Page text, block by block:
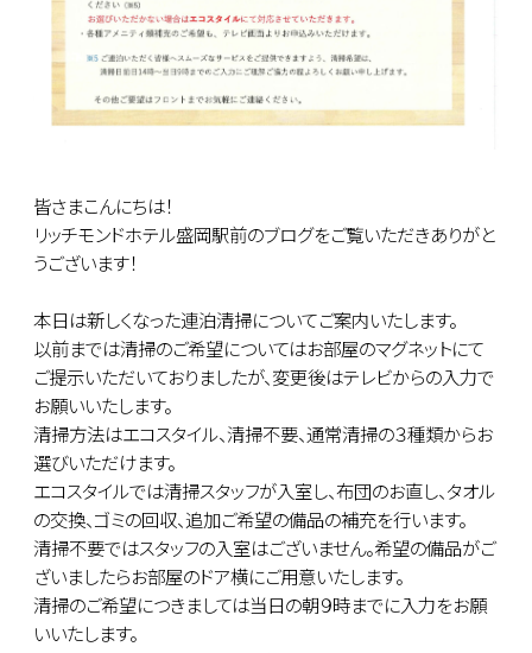
皆さまこんにちは！
リッチモンドホテル盛岡駅前のブログをご覧いただきありがと
うございます！
本日は新しくなった連泊清掃についてご案内いたします。
以前までは清掃のご希望についてはお部屋のマグネットにて
ご提示いただいておりましたが、変更後はテレビからの入力で
お願いいたします。
清掃方法はエコスタイル、清掃不要、通常清掃の３種類からお
選びいただけます。
エコスタイルでは清掃スタッフが入室し、布団のお直し、タオル
の交換、ゴミの回収、追加ご希望の備品の補充を行います。
清掃不要ではスタッフの入室はございません。希望の備品がご
ざいましたらお部屋のドア横にご用意いたします。
清掃のご希望につきましては当日の朝９時までに入力をお願
いいたします。